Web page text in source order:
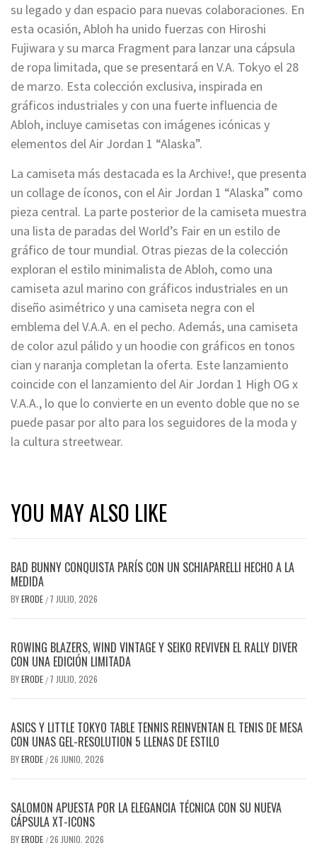
su legado y dan espacio para nuevas colaboraciones. En
esta ocasión, Abloh ha unido fuerzas con Hiroshi
Fujiwara y su marca Fragment para lanzar una cápsula
de ropa limitada, que se presentará en V.A. Tokyo el 28
de marzo. Esta colección exclusiva, inspirada en
gráficos industriales y con una fuerte influencia de
Abloh, incluye camisetas con imágenes icónicas y
elementos del Air Jordan 1 “Alaska”.
La camiseta más destacada es la Archive!, que presenta
un collage de íconos, con el Air Jordan 1 “Alaska” como
pieza central. La parte posterior de la camiseta muestra
una lista de paradas del World’s Fair en un estilo de
gráfico de tour mundial. Otras piezas de la colección
exploran el estilo minimalista de Abloh, como una
camiseta azul marino con gráficos industriales en un
diseño asimétrico y una camiseta negra con el
emblema del V.A.A. en el pecho. Además, una camiseta
de color azul pálido y un hoodie con gráficos en tonos
cian y naranja completan la oferta. Este lanzamiento
coincide con el lanzamiento del Air Jordan 1 High OG x
V.A.A., lo que lo convierte en un evento doble que no se
puede pasar por alto para los seguidores de la moda y
la cultura streetwear.
YOU MAY ALSO LIKE
BAD BUNNY CONQUISTA PARÍS CON UN SCHIAPARELLI HECHO A LA
MEDIDA
BYERODE / 7 JULIO, 2026
ROWING BLAZERS, WIND VINTAGE Y SEIKO REVIVEN EL RALLY DIVER
CON UNA EDICIÓN LIMITADA
BYERODE / 7 JULIO, 2026
ASICS Y LITTLE TOKYO TABLE TENNIS REINVENTAN EL TENIS DE MESA
CON UNAS GEL-RESOLUTION 5 LLENAS DE ESTILO
BYERODE /26 JUNIO, 2026
SALOMON APUESTA POR LA ELEGANCIA TÉCNICA CON SU NUEVA
CÁPSULA XT-ICONS
BYERODE /26 JUNIO, 2026